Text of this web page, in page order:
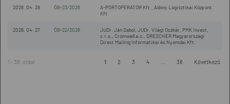
2026. 04. 28 ÖB-23/2026
A-PORTOPERATOR Kft., Adony Logisztikai Központ
Kft.
2026. 04. 27 ÖB-22/2026
JUDr. Ján Sabol, JUDr. Világi Oszkár, PMK Invest,
s.r.o., Cromwell a.s., DRESCHER Magyarországi
Direct Mailing Informatikai és Nyomdai Kft.
1 - 38. oldal 1 2 3 4 38 Következő